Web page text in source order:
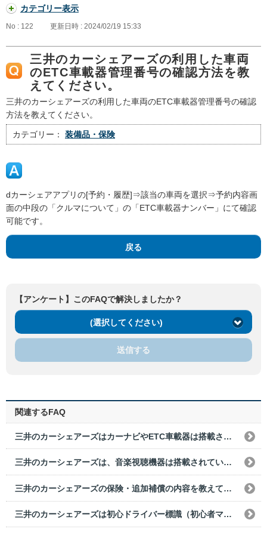
カテゴリー表示
No : 122 更新日時 : 2024/02/19 15:33
三井のカーシェアーズの利用した車両
のETC車載器管理番号の確認方法を教
えてください。
三井のカーシェアーズの利用した車両のETC車載器管理番号の確認
方法を教えてください。
カテゴリー： 装備品・保険
dカーシェアアプリの[予約・履歴]⇒該当の車両を選択⇒予約内容画
面の中段の「クルマについて」の「ETC車載器ナンバー」にて確認
可能です。
戻る
【アンケート】このFAQで解決しましたか？
(選択してください)
送信する
関連するFAQ
三井のカーシェアーズはカーナビやETC車載器は搭載されていますか？
三井のカーシェアーズは、音楽視聴機器は搭載されていますか?
三井のカーシェアーズの保険・追加補償の内容を教えてください。
三井のカーシェアーズは初心ドライバー標識（初心者マーク）や高齢ドライバー標識（高齢ドライバーマーク）は装備されていますか?